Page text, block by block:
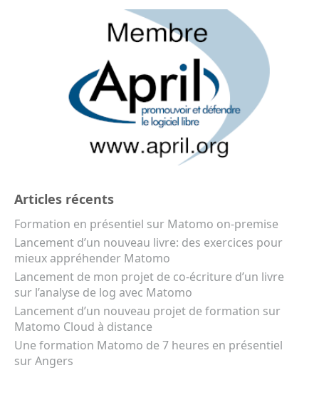
Articles récents
Formation en présentiel sur Matomo on-premise
Lancement d’un nouveau livre: des exercices pour
mieux appréhender Matomo
Lancement de mon projet de co-écriture d’un livre
sur l’analyse de log avec Matomo
Lancement d’un nouveau projet de formation sur
Matomo Cloud à distance
Une formation Matomo de 7 heures en présentiel
sur Angers